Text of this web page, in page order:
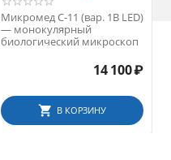
Микромед С-11 (вар. 1B LED)
— монокулярный
биологический микроскоп
14 100₽
В КОРЗИНУ